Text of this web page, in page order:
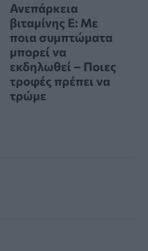
Ανεπάρκεια
βιταμίνης Ε: Με
ποια συμπτώματα
μπορεί να
εκδηλωθεί – Ποιες
τροφές πρέπει να
τρώμε